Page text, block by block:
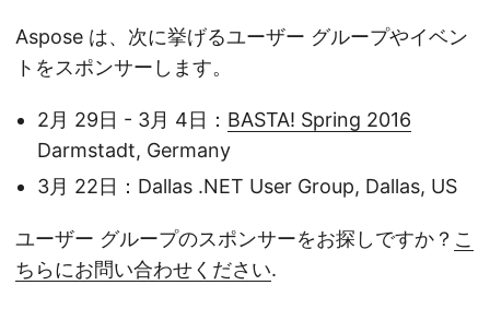
Aspose は、次に挙げるユーザー グループやイベン
トをスポンサーします。
2月 29日 - 3月 4日： BASTA! Spring 2016
Darmstadt, Germany
3月 22日：Dallas .NET User Group, Dallas, US
ユーザー グループのスポンサーをお探しですか？ こ
ちらにお問い合わせください.